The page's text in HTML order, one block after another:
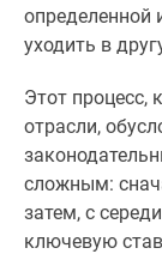
места
Апартаменты
ипотека
#рассрочка
ИТ-
ипотека
Квартиры
определенной
уходить в
Этот процесс,
отрасли,
сложным:
затем, с
ключевую